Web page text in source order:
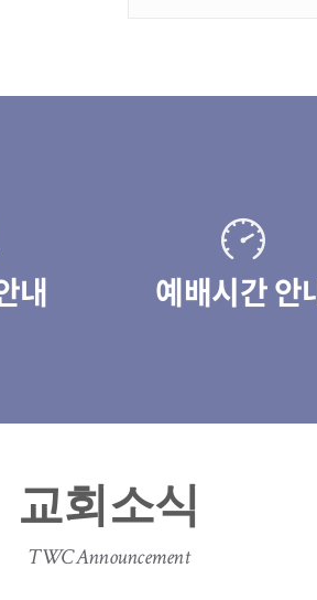
내 예배시간 안
교회소식
TWC Announcement